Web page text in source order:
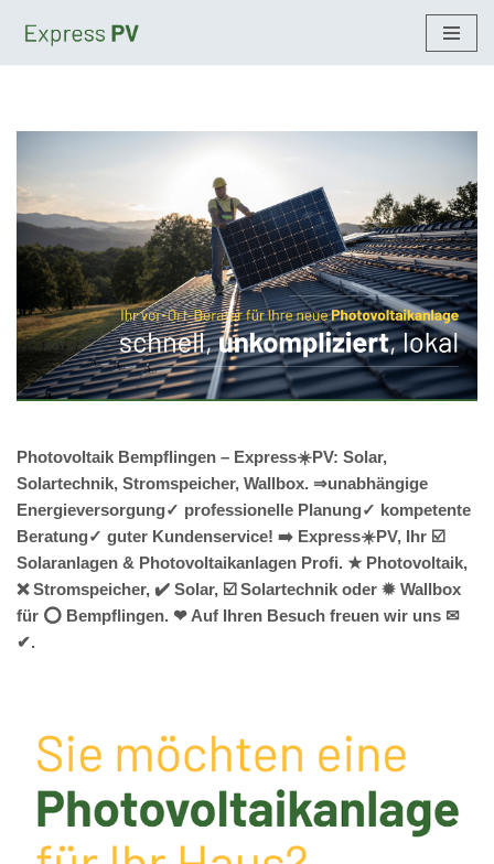
Photovoltaik Bempflingen – Express☀️PV️: Solar,
Solartechnik, Stromspeicher, Wallbox. ⇒unabhängige
Energieversorgung✓ professionelle Planung✓ kompetente
Beratung✓ guter Kundenservice! ➡️ Express☀️PV️, Ihr ☑️
Solaranlagen & Photovoltaikanlagen Profi. ★ Photovoltaik,
❌ Stromspeicher, ✔️ Solar, ☑️ Solartechnik oder ✹ Wallbox
für ⭕ Bempflingen. ❤ Auf Ihren Besuch freuen wir uns ✉
✔.